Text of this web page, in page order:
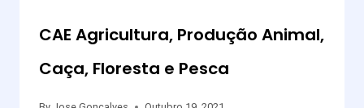
CAE Agricultura, Produção Animal,
Caça, Floresta e Pesca